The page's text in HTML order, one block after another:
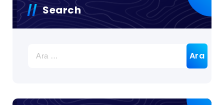
Search